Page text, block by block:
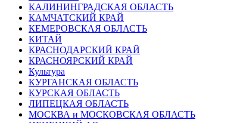
КАЛИНИНГРАДCКАЯ ОБЛАСТЬ
КАМЧАТСКИЙ КРАЙ
КЕМЕРОВСКАЯ ОБЛАСТЬ
КИТАЙ
КРАСНОДАРСКИЙ КРАЙ
КРАСНОЯРСКИЙ КРАЙ
Культура
КУРГАНСКАЯ ОБЛАСТЬ
КУРСКАЯ ОБЛАСТЬ
ЛИПЕЦКАЯ ОБЛАСТЬ
МОСКВА и МОСКОВСКАЯ ОБЛАСТЬ